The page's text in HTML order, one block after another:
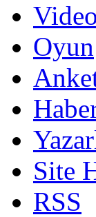
Video
Oyun
Site
RSS